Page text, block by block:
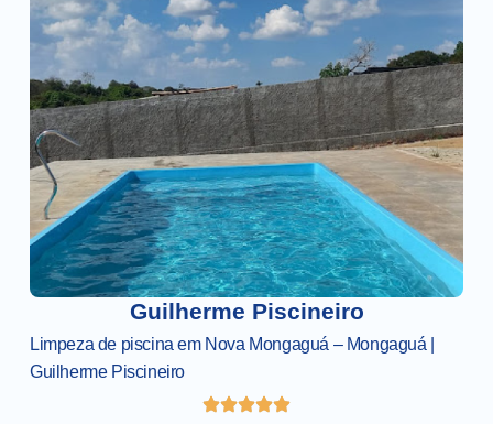
Guilherme Piscineiro
Limpeza de piscina em Nova Mongaguá – Mongaguá |
Guilherme Piscineiro